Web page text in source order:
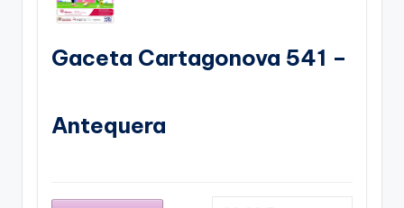
Gaceta Cartagonova 541 –
Antequera